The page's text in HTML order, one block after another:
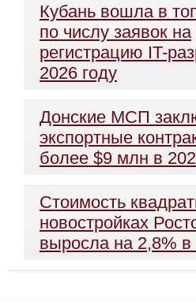
Кубань вошла в
по числу заявок на
регистрацию IT-
2026 году
Донские МСП
экспортные
более $9 млн в
Стоимость
новостройках
выросла на 2,8%